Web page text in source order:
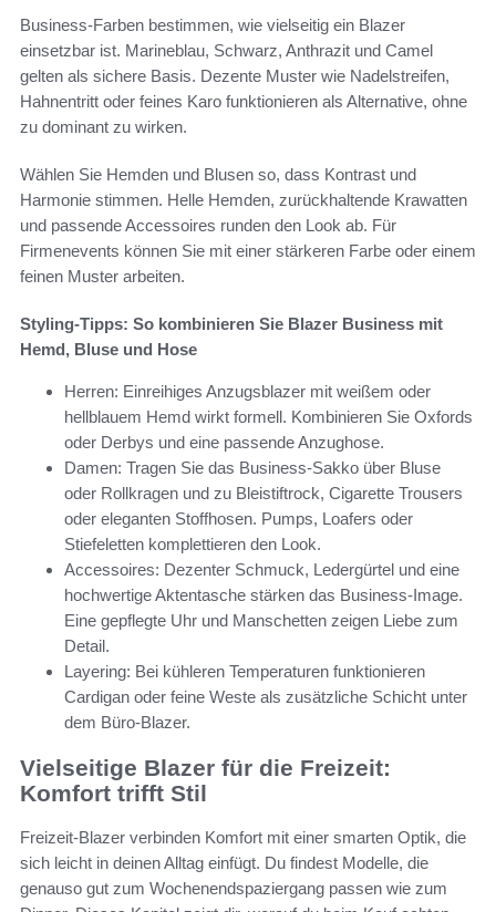
Business-Farben bestimmen, wie vielseitig ein Blazer
einsetzbar ist. Marineblau, Schwarz, Anthrazit und Camel
gelten als sichere Basis. Dezente Muster wie Nadelstreifen,
Hahnentritt oder feines Karo funktionieren als Alternative, ohne
zu dominant zu wirken.
Wählen Sie Hemden und Blusen so, dass Kontrast und
Harmonie stimmen. Helle Hemden, zurückhaltende Krawatten
und passende Accessoires runden den Look ab. Für
Firmenevents können Sie mit einer stärkeren Farbe oder einem
feinen Muster arbeiten.
Styling-Tipps: So kombinieren Sie Blazer Business mit
Hemd, Bluse und Hose
Herren: Einreihiges Anzugsblazer mit weißem oder
hellblauem Hemd wirkt formell. Kombinieren Sie Oxfords
oder Derbys und eine passende Anzughose.
Damen: Tragen Sie das Business-Sakko über Bluse
oder Rollkragen und zu Bleistiftrock, Cigarette Trousers
oder eleganten Stoffhosen. Pumps, Loafers oder
Stiefeletten komplettieren den Look.
Accessoires: Dezenter Schmuck, Ledergürtel und eine
hochwertige Aktentasche stärken das Business-Image.
Eine gepflegte Uhr und Manschetten zeigen Liebe zum
Detail.
Layering: Bei kühleren Temperaturen funktionieren
Cardigan oder feine Weste als zusätzliche Schicht unter
dem Büro-Blazer.
Vielseitige Blazer für die Freizeit:
Komfort trifft Stil
Freizeit-Blazer verbinden Komfort mit einer smarten Optik, die
sich leicht in deinen Alltag einfügt. Du findest Modelle, die
genauso gut zum Wochenendspaziergang passen wie zum